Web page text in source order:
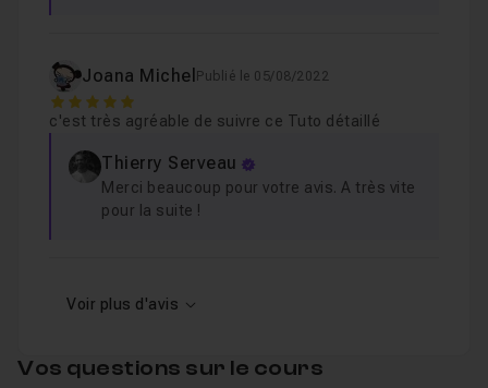
Joana Michel Publié le 05/08/2022
5
c'est très agréable de suivre ce Tuto détaillé
Thierry Serveau
Merci beaucoup pour votre avis. A très vite
pour la suite !
Voir plus d'avis
Vos questions sur le cours